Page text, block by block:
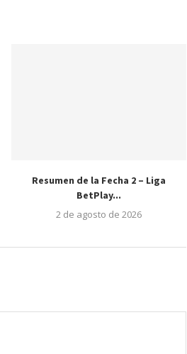
Resumen de la Fecha 2 – Liga
BetPlay...
2 de agosto de 2026